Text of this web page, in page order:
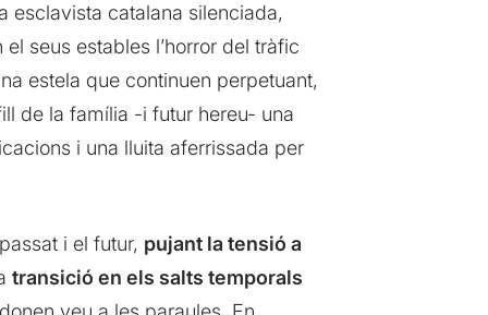
esclavista catalana silenciada,
seus estables l’horror del tràfic
estela que continuen perpetuant,
de la família -i futur hereu- una
i una lluita aferrissada per
i el futur, pujant la tensió a
transició en els salts temporals